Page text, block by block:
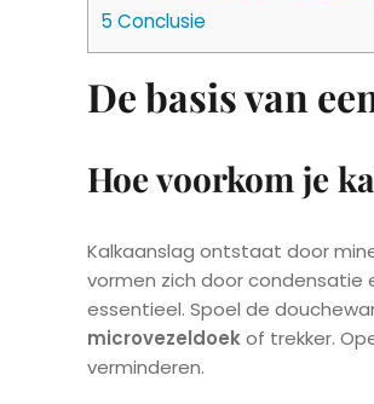
5 Conclusie
De basis van
Hoe voorkom je
Kalkaanslag ontstaat door
vormen zich door condensatie
essentieel. Spoel de
microvezeldoekof trekker.
verminderen.